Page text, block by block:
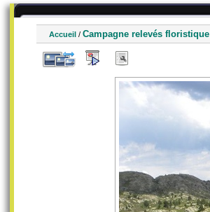
Accueil / Campagne relevés floristique